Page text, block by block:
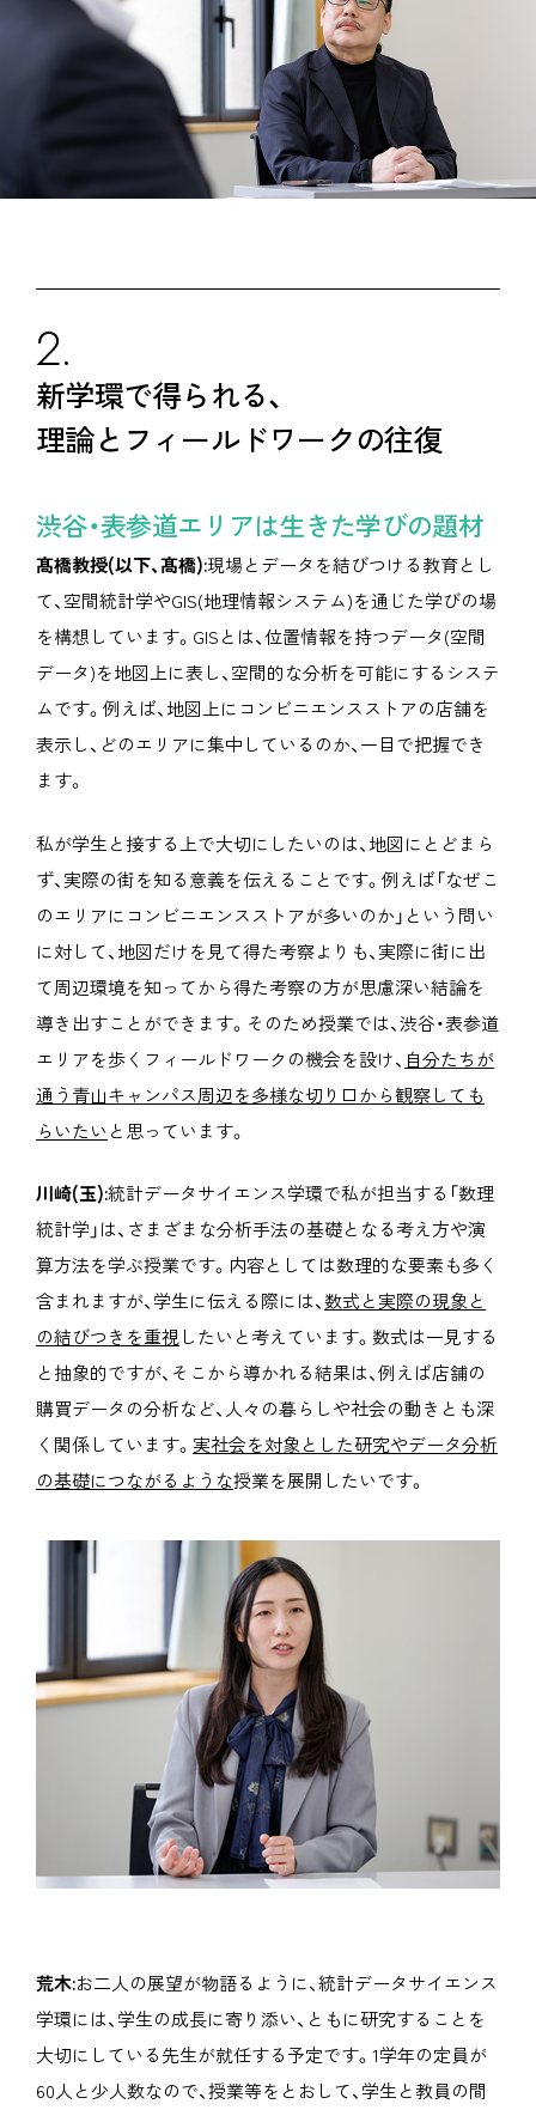
2.
新学環で得られる、
理論とフィールドワークの往復
渋谷・表参道エリアは生きた学びの題材
髙橋教授(以下、髙橋):現場とデータを結びつける教育とし
て、空間統計学やGIS(地理情報システム)を通じた学びの場
を構想しています。GISとは、位置情報を持つデータ(空間
データ)を地図上に表し、空間的な分析を可能にするシステ
ムです。例えば、地図上にコンビニエンスストアの店舗を
表示し、どのエリアに集中しているのか、一目で把握でき
ます。
私が学生と接する上で大切にしたいのは、地図にとどまら
ず、実際の街を知る意義を伝えることです。例えば「なぜこ
のエリアにコンビニエンスストアが多いのか」という問い
に対して、地図だけを見て得た考察よりも、実際に街に出
て周辺環境を知ってから得た考察の方が思慮深い結論を
導き出すことができます。そのため授業では、渋谷・表参道
エリアを歩くフィールドワークの機会を設け、 自分たちが
通う青山キャンパス周辺を多様な切り口から観察しても
らいたい と思っています。
川崎(玉):統計データサイエンス学環で私が担当する「数理
統計学」は、さまざまな分析手法の基礎となる考え方や演
算方法を学ぶ授業です。内容としては数理的な要素も多く
含まれますが、学生に伝える際には、数式と実際の現象と
の結びつきを重視したいと考えています。数式は一見する
と抽象的ですが、そこから導かれる結果は、例えば店舗の
購買データの分析など、人々の暮らしや社会の動きとも深
く関係しています。 実社会を対象とした研究やデータ分析
の基礎につながるような授業を展開したいです。
荒木:お二人の展望が物語るように、統計データサイエンス
学環には、学生の成長に寄り添い、ともに研究することを
大切にしている先生が就任する予定です。1学年の定員が
60人と少人数なので、授業等をとおして、学生と教員の間